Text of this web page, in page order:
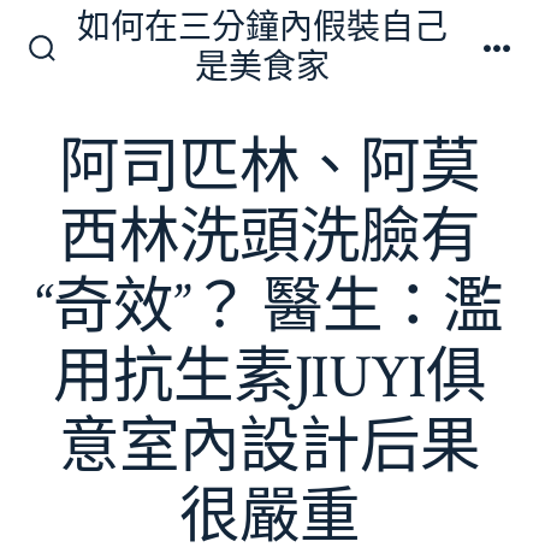
換
關
如何在三分鐘內假裝自己
是美食家
阿司匹林、阿莫
西林洗頭洗臉有
“奇效”？ 醫生：濫
用抗生素JIUYI俱
意室內設計后果
很嚴重